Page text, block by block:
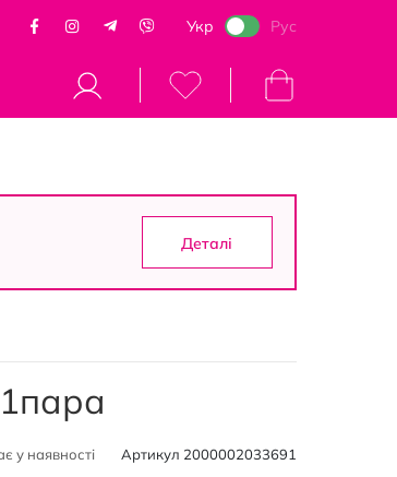
Укр Рус
Кошик
Деталі
у наявності Артикул 2000002033691